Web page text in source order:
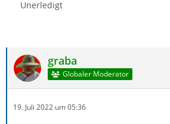
Unerledigt
graba
Globaler Moderator
19. Juli 2022 um 05:36